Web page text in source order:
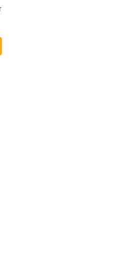
ein-/ausblenden